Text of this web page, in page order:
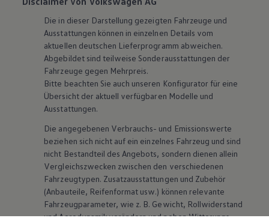
Die in dieser Darstellung gezeigten Fahrzeuge und
Ausstattungen können in einzelnen Details vom
aktuellen deutschen Lieferprogramm abweichen.
Abgebildet sind teilweise Sonderausstattungen der
Fahrzeuge gegen Mehrpreis.
Bitte beachten Sie auch unseren Konfigurator für eine
Übersicht der aktuell verfügbaren Modelle und
Ausstattungen.
Die angegebenen Verbrauchs- und Emissionswerte
beziehen sich nicht auf ein einzelnes Fahrzeug und sind
nicht Bestandteil des Angebots, sondern dienen allein
Vergleichszwecken zwischen den verschiedenen
Fahrzeugtypen. Zusatzausstattungen und Zubehör
(Anbauteile, Reifenformat usw.) können relevante
Fahrzeugparameter, wie z. B. Gewicht, Rollwiderstand
und Aerodynamik verändern und neben Witterungs-